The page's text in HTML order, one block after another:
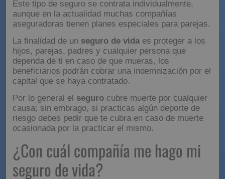
o incapacidad del asegurado.
Este tipo de seguro se contrata individualmente,
aseguradoras tienen planes especiales para parejas.
La finalidad de unseguro de vidaes proteger a los
hijos, parejas, padres y cualquier persona que
dependa de ti en caso de que mueras, los
capital que se haya contratado.
Por lo general elsegurocubre muerte por cualquier
causa; sin embrago, si practicas algún deporte de
ocasionada por la practicar el mismo.
¿Con cuál compañía me